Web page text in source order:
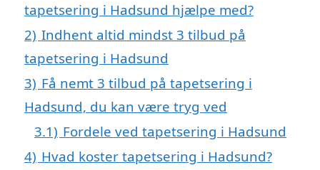
tapetsering i Hadsund hjælpe med?
2) Indhent altid mindst 3 tilbud på
tapetsering i Hadsund
3) Få nemt 3 tilbud på tapetsering i
Hadsund, du kan være tryg ved
3.1) Fordele ved tapetsering i Hadsund
4) Hvad koster tapetsering i Hadsund?